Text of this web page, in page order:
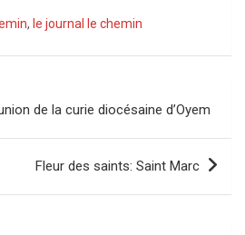
, le journal le chemin
de la curie diocésaine d’Oyem
Fleur des saints: Saint Marc